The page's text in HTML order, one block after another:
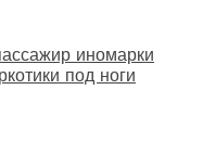
иномарки
под ноги